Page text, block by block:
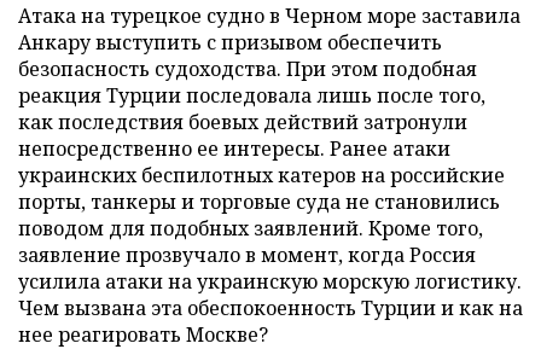
Атака на турецкое судно в Черном море заставила
Анкару выступить с призывом обеспечить
безопасность судоходства. При этом подобная
реакция Турции последовала лишь после того,
как последствия боевых действий затронули
непосредственно ее интересы. Ранее атаки
украинских беспилотных катеров на российские
порты, танкеры и торговые суда не становились
поводом для подобных заявлений. Кроме того,
заявление прозвучало в момент, когда Россия
усилила атаки на украинскую морскую логистику.
Чем вызвана эта обеспокоенность Турции и как на
нее реагировать Москве?